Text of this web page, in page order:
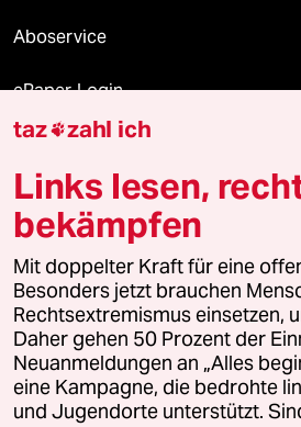
Aboservice
ePaper Login
Downloads für Abonnierende
© 2026 taz Verlags und Vertriebs
Alle Rechte vorbehalten. Bei rechtlichen
wenden Sie sich bitte an
lizenzen@taz.de
Feedback Redaktionsstatut
Leitlinie Informant Datenschutz
taz zahl ich
Links lesen,
bekämpfen
Mit doppelter Kraft für eine
Besonders jetzt brauchen
Rechtsextremismus einsetzen,
Daher gehen 50 Prozent der
Neuanmeldungen an „Alles
eine Kampagne, die bedrohte
und Jugendorte unterstützt.